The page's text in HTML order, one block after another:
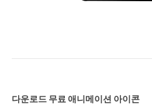
다운로드 무료 애니메이션 아이콘